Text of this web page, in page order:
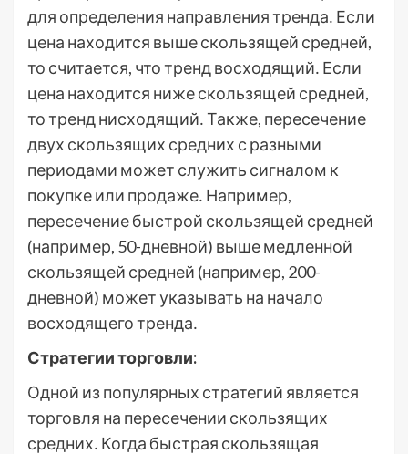
для определения направления тренда․ Если
цена находится выше скользящей средней,
то считается, что тренд восходящий․ Если
цена находится ниже скользящей средней,
то тренд нисходящий․ Также, пересечение
двух скользящих средних с разными
периодами может служить сигналом к
покупке или продаже․ Например,
пересечение быстрой скользящей средней
(например, 50-дневной) выше медленной
скользящей средней (например, 200-
дневной) может указывать на начало
восходящего тренда․
Стратегии торговли:
Одной из популярных стратегий является
торговля на пересечении скользящих
средних․ Когда быстрая скользящая